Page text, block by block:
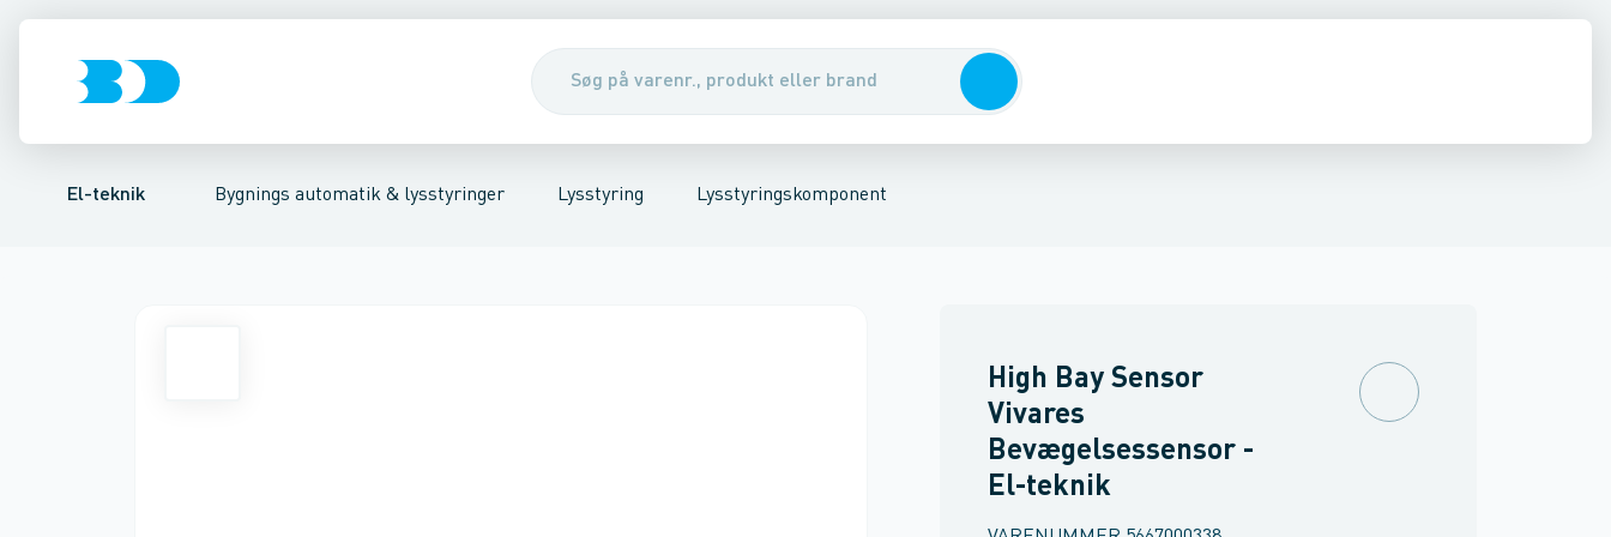
El-teknik Bygnings automatik & lysstyringer
Afbrydere, stikkontakter & lampeudtagForgreningsmaterielKabler, rør & jording/udligningTavler, kabelskabe & DIN-skinne materiel
Lysstyring
Lysstyring Lysstyringskomponent
Forkobling LysstyringskomponentLED-styringGlimtænder Specialvarer for lysstyring
High Bay Sensor
Vivares
Bevægelsessensor -
El-teknik